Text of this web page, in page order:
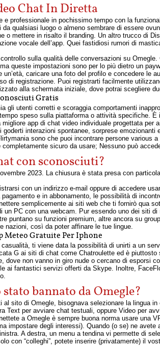
Chat In Diretta
e professionale in pochissimo tempo con la
da qualsiasi luogo o almeno sembrare di essere
o mettere in risalto il branding. Un altro trucco di
vocale dell’app. Quei fastidiosi rumori di
controllo sulla qualità delle conversazioni su
queste impostazioni sono per lo più dietro un
un’età, caricare una foto del profilo e concedere
di registrazione. Puoi registrarti facilmente
alla schermata iniziale, dove potrai scegliere
Gratis
gli utenti corretti e scoraggia comportamenti
speso sulla piattaforma o attività specifiche.
migliore app di chat video individuale progettata
goderti interazioni spontanee, sorprese
sono che puoi incontrare persone various
completamente sicuro da usare; Nessuno può
con sconosciuti?
2023. La chiusura è stata presa con
con un indirizzo e-mail oppure di accedere
e in abbonamento, le possibilità di
semplicemente ai siti web che ti fornirò qua
un PC con una webcam. Pur essendo uno dei siti
puntano su funzioni premium, altre ancora su
nazioni, così da poter affinare le tue lingue.
Meteo Gratuite Per Iphone
ti viene data la possibilità di unirti a un
G ai siti di chat come Chatroulette ed è
dove non vanno in giro nude o cercano di esporsi
ai fantastici servizi offerti da Skype. Inoltre,
stato bannato da Omegle?
al sito di Omegle, bisognava selezionare la lingua
Text per avviare chat testuali, oppure Video per
a Omegle è sempre buona norma usare una
impostare degli interessi). Quando (o se) ne
A destra, un menu a tendina vi permette di
con “colleghi”, potete inserire (privatamente) il